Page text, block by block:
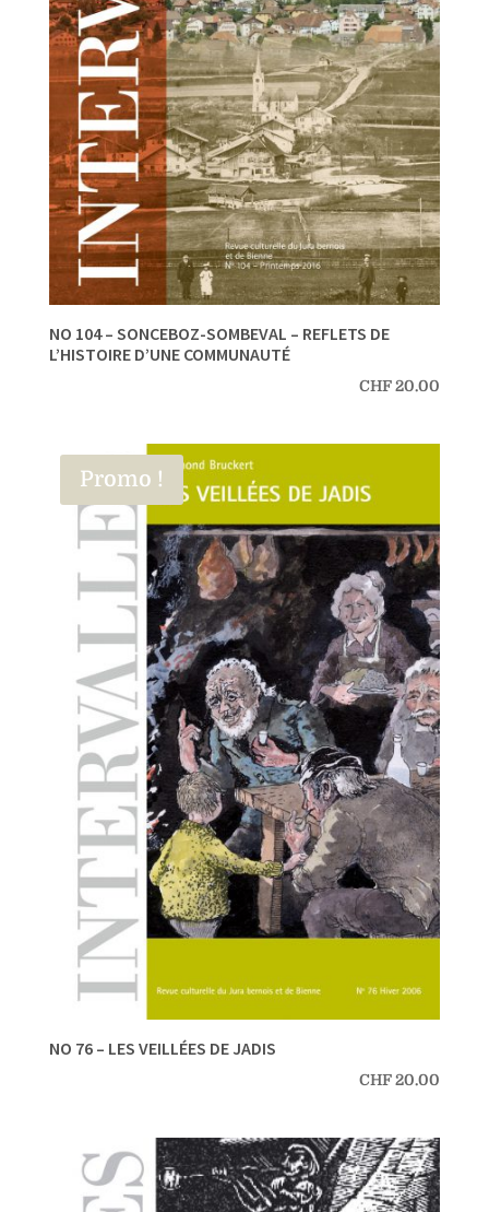
NO 104 – SONCEBOZ-SOMBEVAL – REFLETS DE
L’HISTOIRE D’UNE COMMUNAUTÉ
CHF20.00
Promo !
NO 76 – LES VEILLÉES DE JADIS
CHF20.00